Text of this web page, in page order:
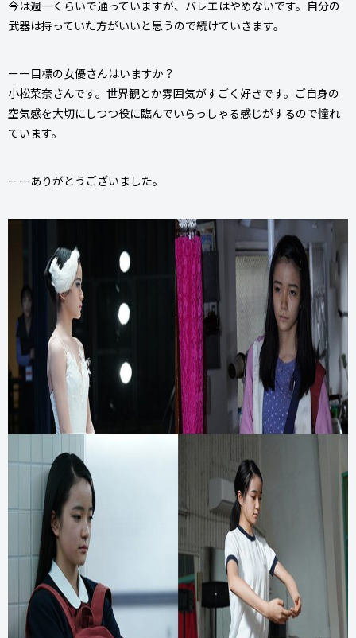
今は週一くらいで通っていますが、バレエはやめないです。自分の
武器は持っていた方がいいと思うので続けていきます。
ーー目標の女優さんはいますか？
小松菜奈さんです。世界観とか雰囲気がすごく好きです。ご自身の
空気感を大切にしつつ役に臨んでいらっしゃる感じがするので憧れ
ています。
ーーありがとうございました。